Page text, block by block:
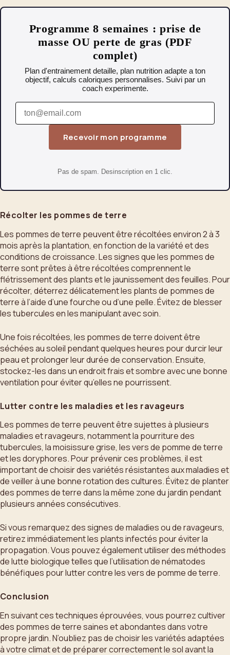
Programme 8 semaines : prise de
masse OU perte de gras (PDF
complet)
Plan d'entrainement detaille, plan nutrition adapte a ton
objectif, calculs caloriques personnalises. Suivi par un
coach experimente.
Recevoir mon programme
Pas de spam. Desinscription en 1 clic.
Récolter les pommes de terre
Les pommes de terre peuvent être récoltées environ 2 à 3
mois après la plantation, en fonction de la variété et des
conditions de croissance. Les signes que les pommes de
terre sont prêtes à être récoltées comprennent le
flétrissement des plants et le jaunissement des feuilles. Pour
récolter, déterrez délicatement les plants de pommes de
terre à l’aide d’une fourche ou d’une pelle. Évitez de blesser
les tubercules en les manipulant avec soin.
Une fois récoltées, les pommes de terre doivent être
séchées au soleil pendant quelques heures pour durcir leur
peau et prolonger leur durée de conservation. Ensuite,
stockez-les dans un endroit frais et sombre avec une bonne
ventilation pour éviter qu’elles ne pourrissent.
Lutter contre les maladies et les ravageurs
Les pommes de terre peuvent être sujettes à plusieurs
maladies et ravageurs, notamment la pourriture des
tubercules, la moisissure grise, les vers de pomme de terre
et les doryphores. Pour prévenir ces problèmes, il est
important de choisir des variétés résistantes aux maladies et
de veiller à une bonne rotation des cultures. Évitez de planter
des pommes de terre dans la même zone du jardin pendant
plusieurs années consécutives.
Si vous remarquez des signes de maladies ou de ravageurs,
retirez immédiatement les plants infectés pour éviter la
propagation. Vous pouvez également utiliser des méthodes
de lutte biologique telles que l’utilisation de nématodes
bénéfiques pour lutter contre les vers de pomme de terre.
Conclusion
En suivant ces techniques éprouvées, vous pourrez cultiver
des pommes de terre saines et abondantes dans votre
propre jardin. N’oubliez pas de choisir les variétés adaptées
à votre climat et de préparer correctement le sol avant la